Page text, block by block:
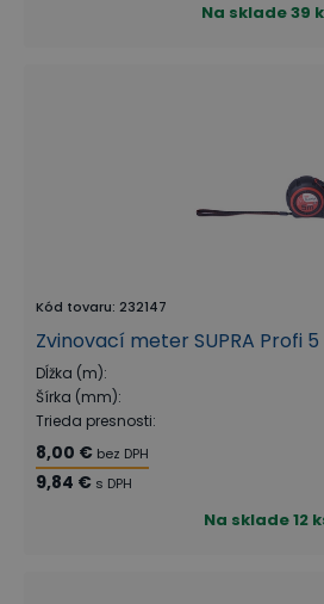
Na sklade39
Kód tovaru: 232147
Zvinovací meter SUPRA Profi
Dĺžka (m):
Šírka (mm):
Trieda presnosti:
8,00 € bez DPH
9,84 € s DPH
Na sklade12